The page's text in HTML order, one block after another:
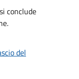
conclude
del